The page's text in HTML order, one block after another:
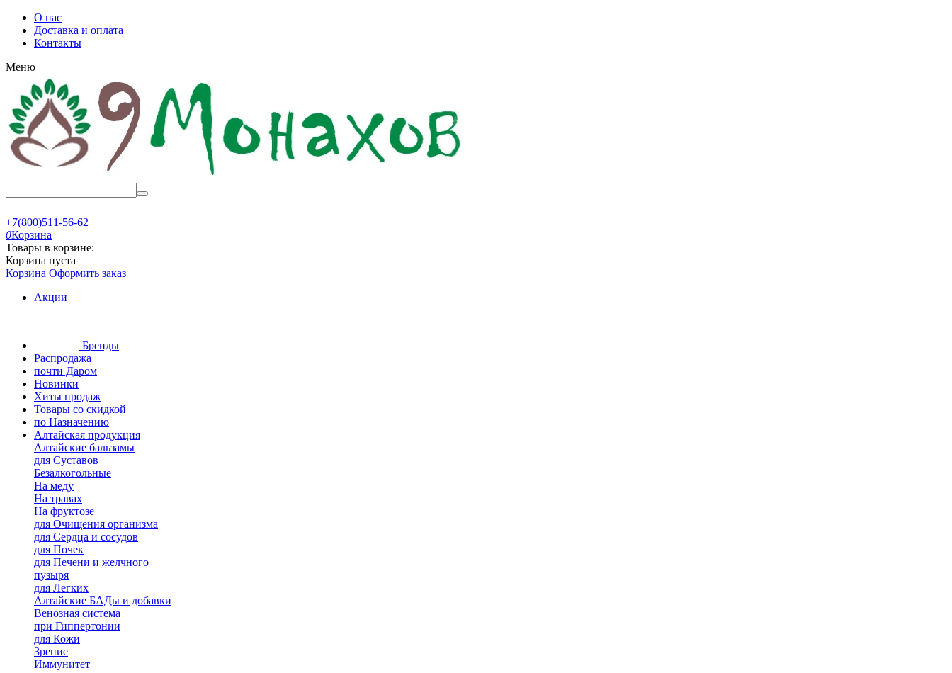
О нас
Доставка и оплата
Контакты
Меню
+7(800)511-56-62
0Корзина
Товары в корзине:
Корзина пуста
Корзина Оформить заказ
Акции
Бренды
Распродажа
почти Даром
Новинки
Хиты продаж
Товары со скидкой
по Назначению
Алтайская продукция
Алтайские бальзамы
для Суставов
Безалкогольные
На меду
На травах
На фруктозе
для Очищения организма
для Сердца и сосудов
для Почек
для Печени и желчного
пузыря
для Легких
Алтайские БАДы и добавки
Венозная система
при Гиппертонии
для Кожи
Зрение
Иммунитет